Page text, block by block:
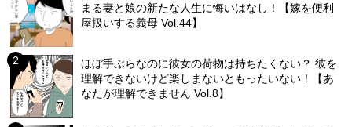
まる妻と娘の新たな人生に悔いはなし！【嫁を便利
屋扱いする義母 Vol.44】
ほぼ手ぶらなのに彼女の荷物は持ちたくない？ 彼を
理解できないけど楽しまないともったいない！【あ
なたが理解できません Vol.8】